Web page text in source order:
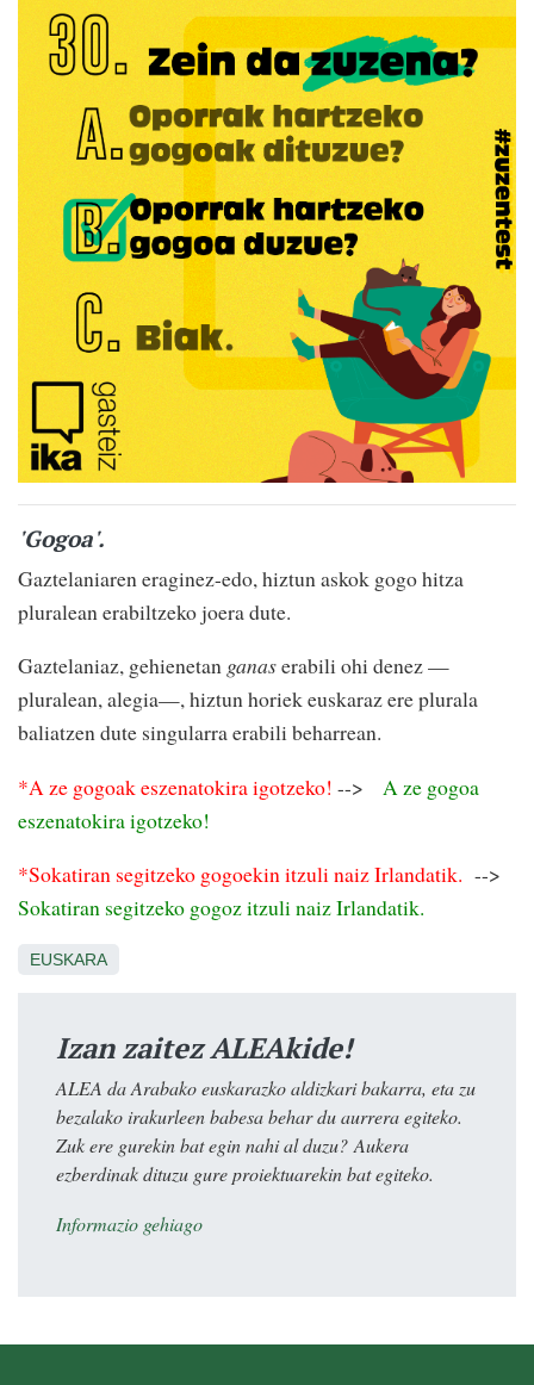
'Gogoa'.
Gaztelaniaren eraginez-edo, hiztun askok gogo hitza
pluralean erabiltzeko joera dute.
Gaztelaniaz, gehienetan ganaserabili ohi denez —
pluralean, alegia—, hiztun horiek euskaraz ere plurala
baliatzen dute singularra erabili beharrean.
*A ze gogoak eszenatokira igotzeko! -->
A ze gogoa
eszenatokira igotzeko!
*Sokatiran segitzeko gogoekin itzuli naiz Irlandatik. -->
Sokatiran segitzeko gogoz itzuli naiz Irlandatik.
EUSKARA
Izan zaitez ALEAkide!
ALEA da Arabako euskarazko aldizkari bakarra, eta zu
bezalako irakurleen babesa behar du aurrera egiteko.
Zuk ere gurekin bat egin nahi al duzu? Aukera
ezberdinak dituzu gure proiektuarekin bat egiteko.
Informazio gehiago